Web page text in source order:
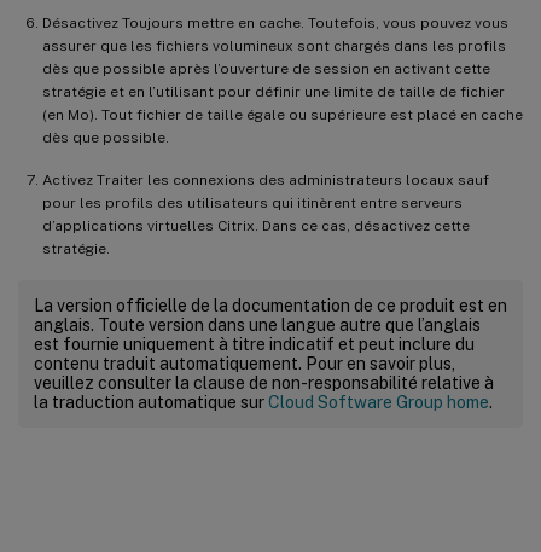
Désactivez Toujours mettre en cache. Toutefois, vous pouvez vous
assurer que les fichiers volumineux sont chargés dans les profils
dès que possible après l’ouverture de session en activant cette
stratégie et en l’utilisant pour définir une limite de taille de fichier
(en Mo). Tout fichier de taille égale ou supérieure est placé en cache
dès que possible.
Activez Traiter les connexions des administrateurs locaux sauf
pour les profils des utilisateurs qui itinèrent entre serveurs
d’applications virtuelles Citrix. Dans ce cas, désactivez cette
stratégie.
La version officielle de la documentation de ce produit est en
anglais. Toute version dans une langue autre que l’anglais
est fournie uniquement à titre indicatif et peut inclure du
contenu traduit automatiquement. Pour en savoir plus,
veuillez consulter la clause de non-responsabilité relative à
la traduction automatique surCloud Software Group home.